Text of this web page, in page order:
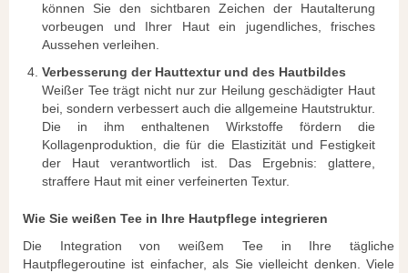
können Sie den sichtbaren Zeichen der Hautalterung
vorbeugen und Ihrer Haut ein jugendliches, frisches
Aussehen verleihen.
Verbesserung der Hauttextur und des Hautbildes
Weißer Tee trägt nicht nur zur Heilung geschädigter Haut
bei, sondern verbessert auch die allgemeine Hautstruktur.
Die in ihm enthaltenen Wirkstoffe fördern die
Kollagenproduktion, die für die Elastizität und Festigkeit
der Haut verantwortlich ist. Das Ergebnis: glattere,
straffere Haut mit einer verfeinerten Textur.
Wie Sie weißen Tee in Ihre Hautpflege integrieren
Die Integration von weißem Tee in Ihre tägliche
Hautpflegeroutine ist einfacher, als Sie vielleicht denken. Viele